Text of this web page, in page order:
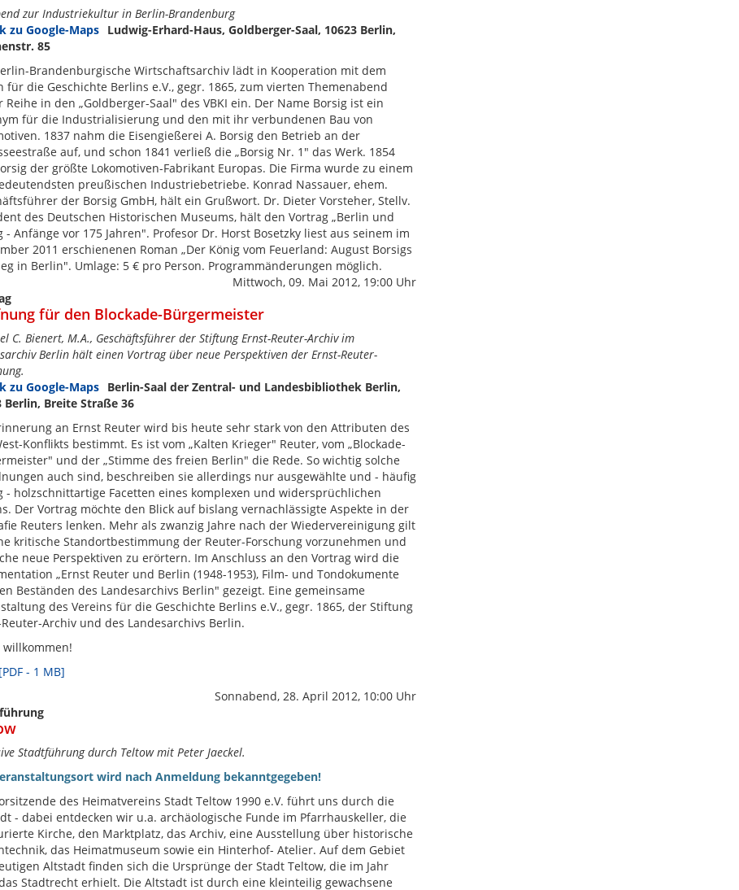
zur Industriekultur in Berlin-Brandenburg
Ludwig-Erhard-Haus, Goldberger-Saal, 10623 Berlin,
85
Brandenburgische Wirtschaftsarchiv lädt in Kooperation mit dem
für die Geschichte Berlins e.V., gegr. 1865, zum vierten Themenabend
Reihe in den „Goldberger-Saal" des VBKI ein. Der Name Borsig ist ein
für die Industrialisierung und den mit ihr verbundenen Bau von
1837 nahm die Eisengießerei A. Borsig den Betrieb an der
auf, und schon 1841 verließ die „Borsig Nr. 1" das Werk. 1854
der größte Lokomotiven-Fabrikant Europas. Die Firma wurde zu einem
preußischen Industriebetriebe. Konrad Nassauer, ehem.
der Borsig GmbH, hält ein Grußwort. Dr. Dieter Vorsteher, Stellv.
des Deutschen Historischen Museums, hält den Vortrag „Berlin und
- Anfänge vor 175 Jahren". Profesor Dr. Horst Bosetzky liest aus seinem im
2011 erschienenen Roman „Der König vom Feuerland: August Borsigs
in Berlin". Umlage: 5 € pro Person. Programmänderungen möglich.
Mittwoch, 09. Mai 2012, 19:00 Uhr
für den Blockade-Bürgermeister
C. Bienert, M.A., Geschäftsführer der Stiftung Ernst-Reuter-Archiv im
Berlin hält einen Vortrag über neue Perspektiven der Ernst-Reuter-
Berlin-Saal der Zentral- und Landesbibliothek Berlin,
Berlin, Breite Straße 36
an Ernst Reuter wird bis heute sehr stark von den Attributen des
Konflikts bestimmt. Es ist vom „Kalten Krieger" Reuter, vom „Blockade-
und der „Stimme des freien Berlin" die Rede. So wichtig solche
auch sind, beschreiben sie allerdings nur ausgewählte und - häufig
- holzschnittartige Facetten eines komplexen und widersprüchlichen
Der Vortrag möchte den Blick auf bislang vernachlässigte Aspekte in der
Reuters lenken. Mehr als zwanzig Jahre nach der Wiedervereinigung gilt
kritische Standortbestimmung der Reuter-Forschung vorzunehmen und
neue Perspektiven zu erörtern. Im Anschluss an den Vortrag wird die
„Ernst Reuter und Berlin (1948-1953), Film- und Tondokumente
Beständen des Landesarchivs Berlin" gezeigt. Eine gemeinsame
des Vereins für die Geschichte Berlins e.V., gegr. 1865, der Stiftung
Archiv und des Landesarchivs Berlin.
willkommen!
- 1 MB]
Sonnabend, 28. April 2012, 10:00 Uhr
Stadtführung durch Teltow mit Peter Jaeckel.
wird nach Anmeldung bekanntgegeben!
des Heimatvereins Stadt Teltow 1990 e.V. führt uns durch die
- dabei entdecken wir u.a. archäologische Funde im Pfarrhauskeller, die
Kirche, den Marktplatz, das Archiv, eine Ausstellung über historische
das Heimatmuseum sowie ein Hinterhof- Atelier. Auf dem Gebiet
Altstadt finden sich die Ursprünge der Stadt Teltow, die im Jahr
Stadtrecht erhielt. Die Altstadt ist durch eine kleinteilig gewachsene